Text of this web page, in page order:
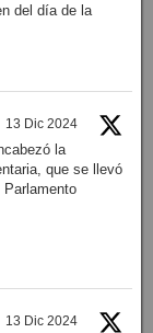
del día de la
13 Dic 2024
la
que se llevó
13 Dic 2024